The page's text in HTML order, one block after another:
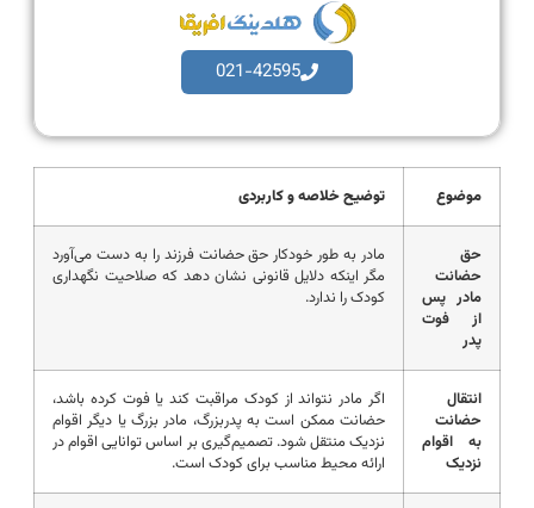
021-42595
موضوع توضیح خلاصه و کاربردی
حق
حضانت
مادر پس
از فوت
پدر
مادر به طور خودکار حق حضانت فرزند را به دست می‌آورد
مگر اینکه دلایل قانونی نشان دهد که صلاحیت نگهداری
کودک را ندارد.
انتقال
حضانت
به اقوام
نزدیک
اگر مادر نتواند از کودک مراقبت کند یا فوت کرده باشد،
حضانت ممکن است به پدربزرگ، مادر بزرگ یا دیگر اقوام
نزدیک منتقل شود. تصمیم‌گیری بر اساس توانایی اقوام در
ارائه محیط مناسب برای کودک است.